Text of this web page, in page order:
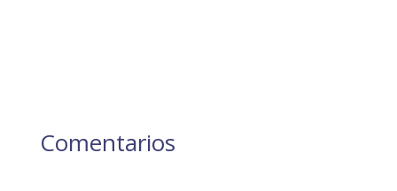
Comentarios